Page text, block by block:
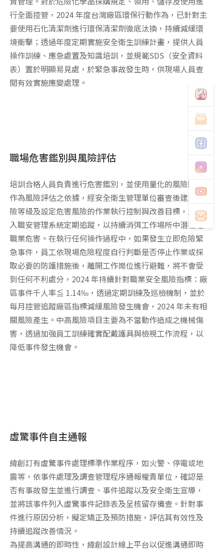
行全面控管，2024 年度台灣廠區環保行動作為，已針對主
要使用石化清潔劑進行環保清潔劑徹底汰換，持續減緩環
境衝擊；透過年度定期實施安全衛生訓練計畫，提供人員
操作訓練、應急處置及知識培訓，並規範SDS（安全資料
表）置於明顯易見處，於緊急事故發生時，供現場人員查
閱有效實施應變處理。
職場危害鑑別與風險評估
培訓合格人員負責進行危害鑑別，並使用量化的風險因子
作為風險評估之依據，經安全衛生管理單位審查後建立風
險等級及設定危害風險的作業執行控制與改善目標，並納
入職安管理系統定期追蹤，以持續消弭工作場所中潛在之
職業危害。在執行任何操作過程中，如果發生立即危險緊
急事件，員工依現場危險程度自行判斷是否停止作業或採
取必要的防護措施後，離開工作崗位進行避難，將不會受
到任何不利處分，2024 年持續針對職業安全風險指標：廠
區事件千人率≦ 1.14‰，透過定期訓練及巡檢機制，並於
每月控管追蹤廠區指標減緩風險發生機會，2024 年未有相
關風險產生。中高風險項目主要為不當動作造成之機械傷
害，透過加強員工訓練確實配戴護具與檢視工作流程，以
降低事件發生機會。
虛驚事件自主通報
緯創訂有虛驚事件處理標準作業程序，如火警、停電或地
震等，依事件處理及調查管理程序通報權責單位，確認是
否有事故發生並進行調查、事件追蹤以及安全衛生宣導，
並將該事件列入虛驚事件記錄表及呈核留存備查。針對事
件進行原因分析，擬定矯正及預防措施，評估其有效性及
持續追蹤改善情況。
為提高溝通的即時性，緯創設計線上平台以促進溝通即時